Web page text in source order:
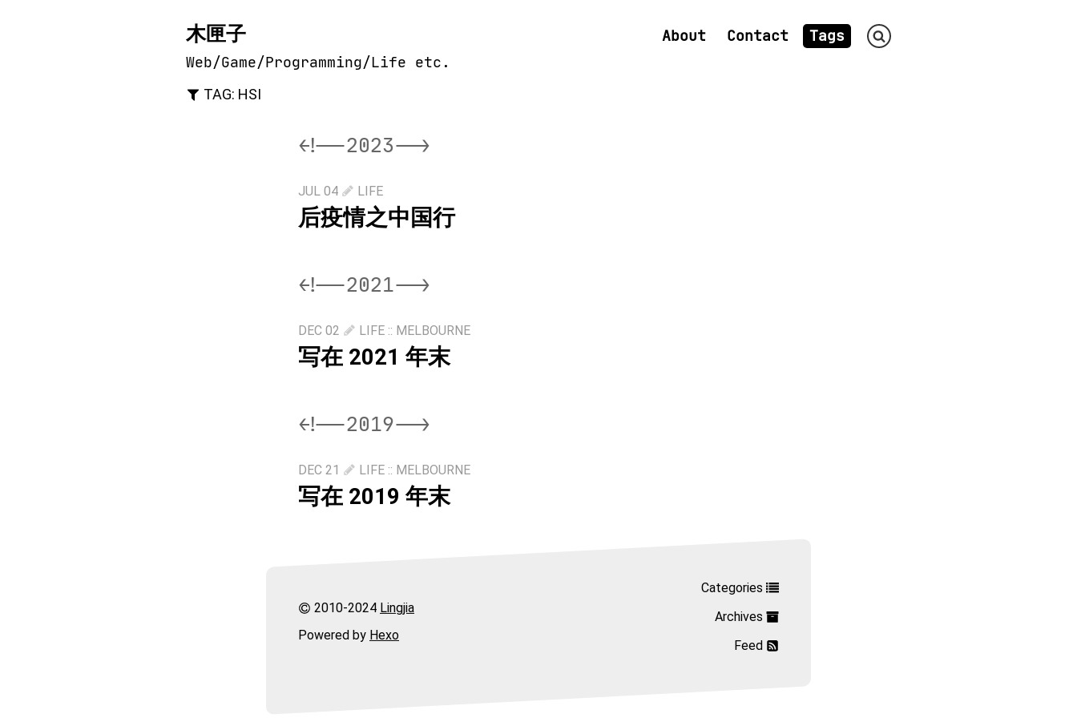
木匣子
Web/Game/Programming/Life etc.
About Contact Tags
TAG: HSI
<!--2023-->
JUL 04 LIFE
后疫情之中国行
<!--2021-->
DEC 02 LIFE MELBOURNE
写在 2021 年末
<!--2019-->
DEC 21 LIFE MELBOURNE
写在 2019 年末
2010-2024 Lingjia
Powered by Hexo
Categories
Archives
Feed